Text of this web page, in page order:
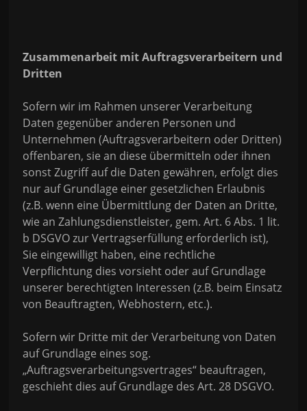
Zusammenarbeit mit Auftragsverarbeitern und
Dritten
Sofern wir im Rahmen unserer Verarbeitung
Daten gegenüber anderen Personen und
Unternehmen (Auftragsverarbeitern oder Dritten)
offenbaren, sie an diese übermitteln oder ihnen
sonst Zugriff auf die Daten gewähren, erfolgt dies
nur auf Grundlage einer gesetzlichen Erlaubnis
(z.B. wenn eine Übermittlung der Daten an Dritte,
wie an Zahlungsdienstleister, gem. Art. 6 Abs. 1 lit.
b DSGVO zur Vertragserfüllung erforderlich ist),
Sie eingewilligt haben, eine rechtliche
Verpflichtung dies vorsieht oder auf Grundlage
unserer berechtigten Interessen (z.B. beim Einsatz
von Beauftragten, Webhostern, etc.).
Sofern wir Dritte mit der Verarbeitung von Daten
auf Grundlage eines sog.
„Auftragsverarbeitungsvertrages“ beauftragen,
geschieht dies auf Grundlage des Art. 28 DSGVO.